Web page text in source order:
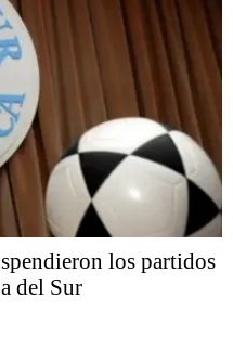
los partidos
del Sur